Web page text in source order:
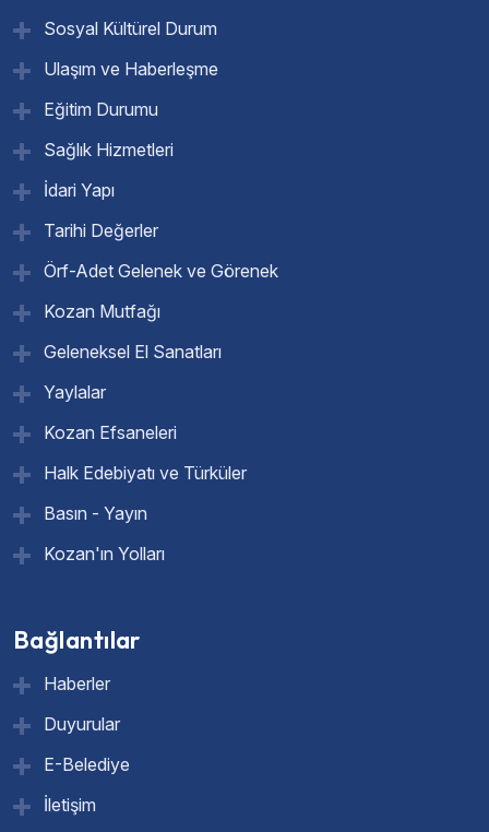
Sosyal Kültürel Durum
Ulaşım ve Haberleşme
Eğitim Durumu
Sağlık Hizmetleri
İdari Yapı
Tarihi Değerler
Örf-Adet Gelenek ve Görenek
Kozan Mutfağı
Geleneksel El Sanatları
Yaylalar
Kozan Efsaneleri
Halk Edebiyatı ve Türküler
Basın - Yayın
Kozan'ın Yolları
Bağlantılar
Haberler
Duyurular
E-Belediye
İletişim